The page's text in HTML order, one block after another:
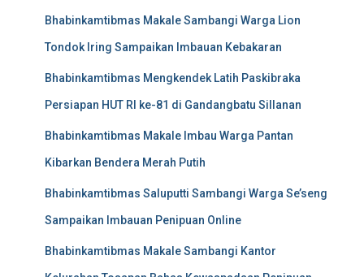
Bhabinkamtibmas Makale Sambangi Warga Lion
Tondok Iring Sampaikan Imbauan Kebakaran
Bhabinkamtibmas Mengkendek Latih Paskibraka
Persiapan HUT RI ke-81 di Gandangbatu Sillanan
Bhabinkamtibmas Makale Imbau Warga Pantan
Kibarkan Bendera Merah Putih
Bhabinkamtibmas Saluputti Sambangi Warga Se’seng
Sampaikan Imbauan Penipuan Online
Bhabinkamtibmas Makale Sambangi Kantor